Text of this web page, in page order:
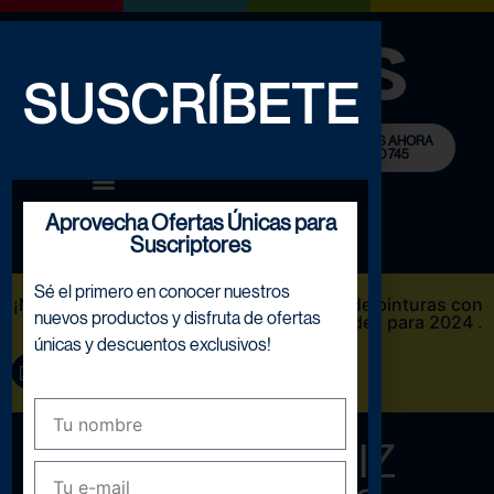
LLÁMANOS AHORA
932 780 745
¡NOVEDAD! Descarga Nuestro catálogo de pinturas con
las novedades para 2024 .
KIT DE BARNIZ
SUSCRÍBETE
Aprovecha Ofertas Únicas para
Suscriptores
Sé el primero en conocer nuestros
nuevos productos y disfruta de ofertas
únicas y descuentos exclusivos!